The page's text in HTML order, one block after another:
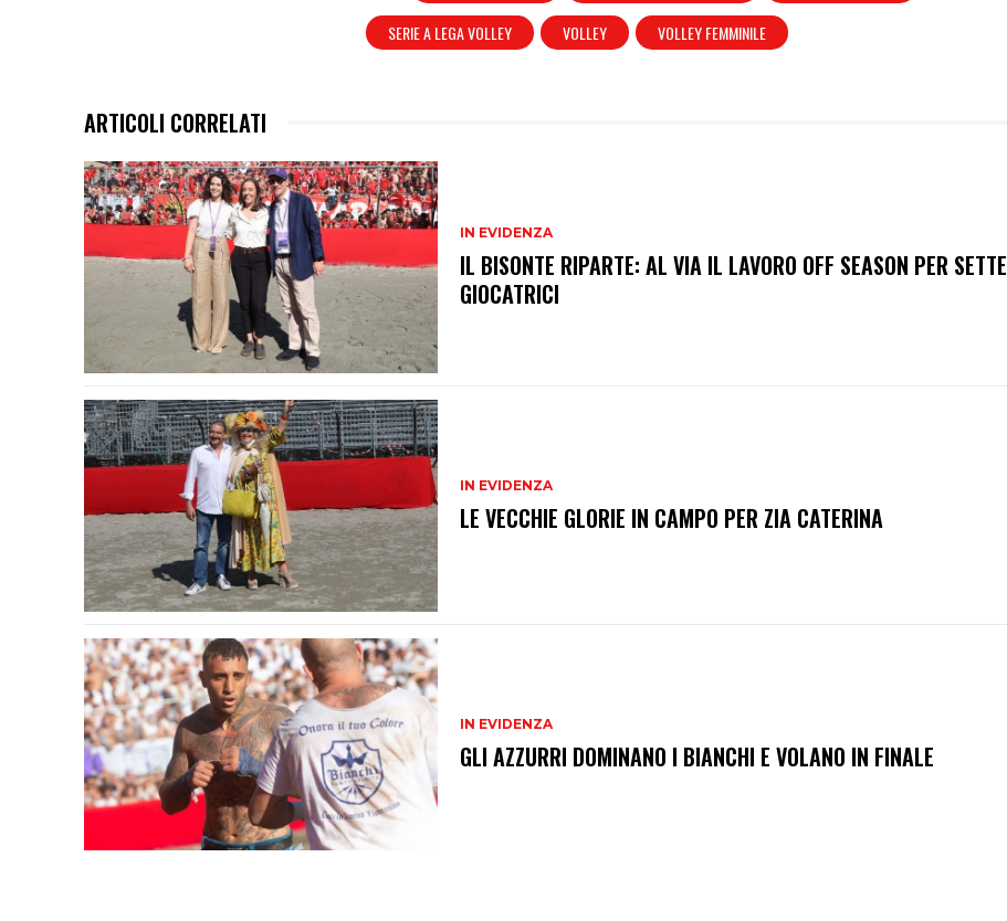
SERIE A LEGA VOLLEY
VOLLEY VOLLEY FEMMINILE
ARTICOLI CORRELATI
IN EVIDENZA
IL BISONTE RIPARTE: AL VIA IL LAVORO OFF SEASON PER SETTE
GIOCATRICI
IN EVIDENZA
LE VECCHIE GLORIE IN CAMPO PER ZIA CATERINA
IN EVIDENZA
GLI AZZURRI DOMINANO I BIANCHI E VOLANO IN FINALE